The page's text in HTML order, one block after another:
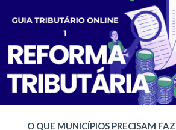
O QUE MUNICÍPIOS PRECISAM